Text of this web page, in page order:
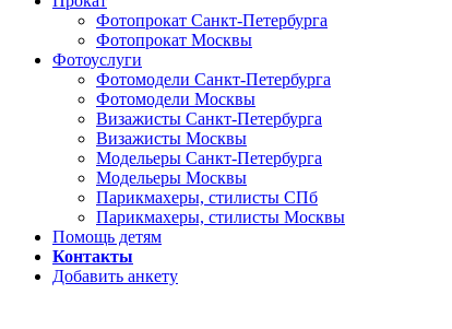
Фотопрокат Санкт-Петербурга
Фотопрокат Москвы
Фотоуслуги
Фотомодели Санкт-Петербурга
Фотомодели Москвы
Визажисты Санкт-Петербурга
Визажисты Москвы
Модельеры Санкт-Петербурга
Модельеры Москвы
Парикмахеры, стилисты СПб
Парикмахеры, стилисты Москвы
Помощь детям
Контакты
Добавить анкету